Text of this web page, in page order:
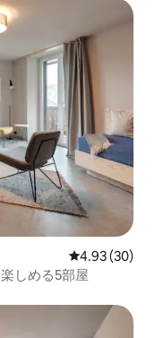
レビュー30
4.93 (30)
しめる5部屋